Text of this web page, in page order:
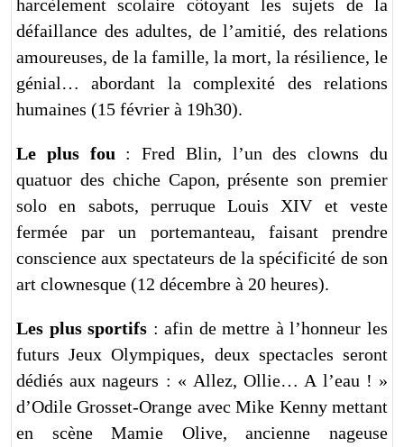
harcèlement scolaire côtoyant les sujets de la
défaillance des adultes, de l’amitié, des relations
amoureuses, de la famille, la mort, la résilience, le
génial… abordant la complexité des relations
humaines (15 février à 19h30).
Le plus fou : Fred Blin, l’un des clowns du
quatuor des chiche Capon, présente son premier
solo en sabots, perruque Louis XIV et veste
fermée par un portemanteau, faisant prendre
conscience aux spectateurs de la spécificité de son
art clownesque (12 décembre à 20 heures).
Les plus sportifs : afin de mettre à l’honneur les
futurs Jeux Olympiques, deux spectacles seront
dédiés aux nageurs : « Allez, Ollie… A l’eau ! »
d’Odile Grosset-Orange avec Mike Kenny mettant
en scène Mamie Olive, ancienne nageuse